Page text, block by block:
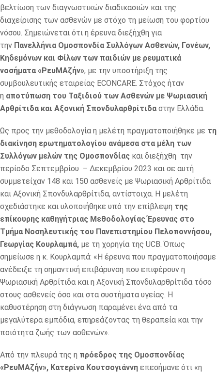
βελτίωση των διαγνωστικών διαδικασιών και της
διαχείρισης των ασθενών με στόχο τη μείωση του φορτίου
νόσου. Σημειώνεται ότι η έρευνα διεξήχθη για
την Πανελλήνια Ομοσπονδία Συλλόγων Ασθενών, Γονέων,
Κηδεμόνων και Φίλων των παιδιών με ρευματικά
νοσήματα «ΡευΜΑζήν», με την υποστήριξη της
συμβουλευτικής εταιρείας ECONCARE. Στόχος ήταν
η αποτύπωση του Ταξιδιού των Ασθενών με Ψωριασική
Αρθρίτιδα και Αξονική Σπονδυλαρθρίτιδα στην Ελλάδα.
Ως προς την μεθοδολογία η μελέτη πραγματοποιήθηκε με τη
διακίνηση ερωτηματολογίου ανάμεσα στα μέλη των
Συλλόγων μελών της Ομοσπονδίας και διεξήχθη την
περίοδο Σεπτεμβρίου – Δεκεμβρίου 2023 και σε αυτή
συμμετείχαν 148 και 150 ασθενείς με Ψωριασική Αρθρίτιδα
και Αξονική Σπονδυλαρθρίτιδα, αντίστοιχα. Η μελέτη
σχεδιάστηκε και υλοποιήθηκε υπό την επίβλεψη της
επίκουρης καθηγήτριας Μεθοδολογίας Έρευνας στο
Τμήμα Νοσηλευτικής του Πανεπιστημίου Πελοποννήσου,
Γεωργίας Κουρλαμπά, με τη χορηγία της UCB. Όπως
σημείωσε η κ. Κουρλαμπά: «Η έρευνα που πραγματοποιήσαμε
ανέδειξε τη σημαντική επιβάρυνση που επιφέρουν η
Ψωριασική Αρθρίτιδα και η Αξονική Σπονδυλαρθρίτιδα τόσο
στους ασθενείς όσο και στα συστήματα υγείας. Η
καθυστέρηση στη διάγνωση παραμένει ένα από τα
μεγαλύτερα εμπόδια, επηρεάζοντας τη θεραπεία και την
ποιότητα ζωής των ασθενών».
Από την πλευρά της η πρόεδρος της Ομοσπονδίας
«ΡευΜΑζήν», Κατερίνα Κουτσογιάννη επεσήμανε ότι «η